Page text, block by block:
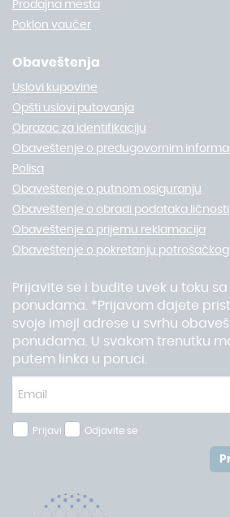
Prodajna mesta
Poklon vaučer
Obaveštenja
Uslovi kupovine
Opšti uslovi putovanja
Obrazac za identifikaciju
Obaveštenje o predugovornim
Polisa
Obaveštenje o putnom osiguranju
Obaveštenje o obradi podataka ličnosti
Obaveštenje o prijemu reklamacija
Obaveštenje o pokretanju potrošačkog
Prijavite se i budite uvek u toku
ponudama. *Prijavom dajete
svoje imejl adrese u svrhu
ponudama. U svakom trenutku
putem linka u poruci.
Prijavi Odjavite se